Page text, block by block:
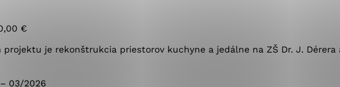
€
projektu je rekonštrukcia priestorov kuchyne a jedálne na ZŠ Dr. J.
03/2026